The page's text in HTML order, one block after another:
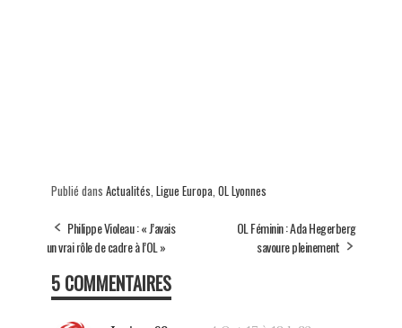
Publié dans Actualités Ligue Europa OL Lyonnes
Philippe Violeau : « J’avais
un vrai rôle de cadre à l’OL »
OL Féminin : Ada Hegerberg
savoure pleinement
5 COMMENTAIRES